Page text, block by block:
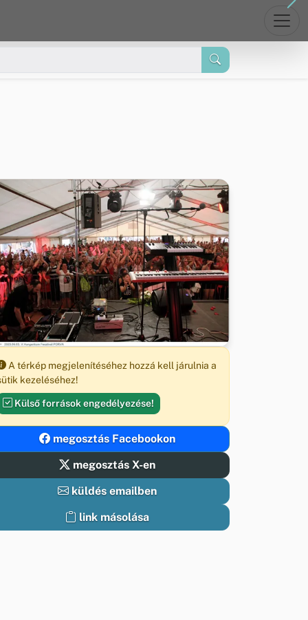
A térkép megjelenítéséhez hozzá kell járulnia a
kezeléséhez!
Külső források engedélyezése!
megosztás Facebookon
megosztás X-en
küldés emailben
link másolása